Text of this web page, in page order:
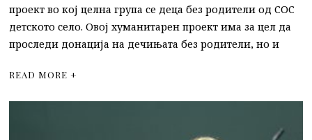
проект во кој целна група се деца без родители од СОС
детското село. Овој хуманитарен проект има за цел да
проследи донација на дечињата без родители, но и
READ MORE +